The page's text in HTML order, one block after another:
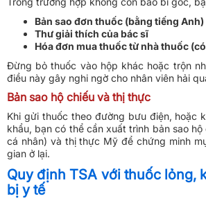
Bản sao đơn thuốc (bằng tiếng Anh)
Thư giải thích của bác sĩ
Hóa đơn mua thuốc từ nhà thuốc
Đừng bỏ thuốc vào hộp khác hoặc trộn
điều này gây nghi ngờ cho nhân viên hải
Bản sao hộ chiếu và thị thực
Khi gửi thuốc theo đường bưu điện, hoặc
khẩu, bạn có thể cần xuất trình bản sao
cá nhân) và thị thực Mỹ để chứng minh
gian ở lại.
Quy định TSA với thuốc lỏng,
bị y tế